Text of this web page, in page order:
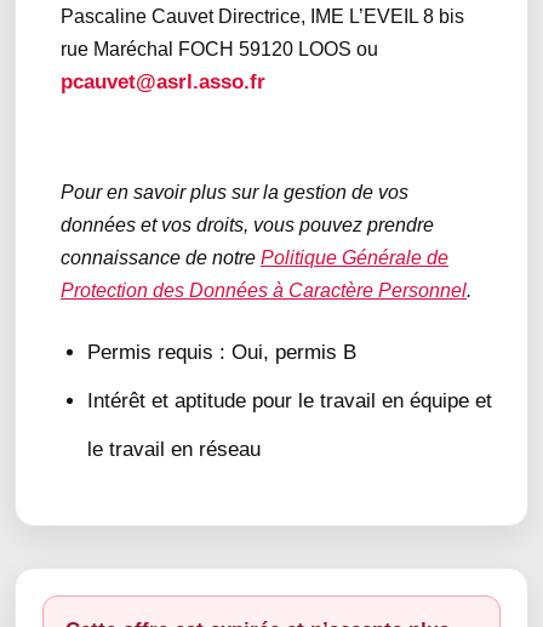
Pascaline Cauvet Directrice, IME L’EVEIL 8 bis
rue Maréchal FOCH 59120 LOOS ou
pcauvet@asrl.asso.fr
Pour en savoir plus sur la gestion de vos
données et vos droits, vous pouvez prendre
connaissance de notre Politique Générale de
Protection des Données à Caractère Personnel.
Permis requis : Oui, permis B
Intérêt et aptitude pour le travail en équipe et
le travail en réseau